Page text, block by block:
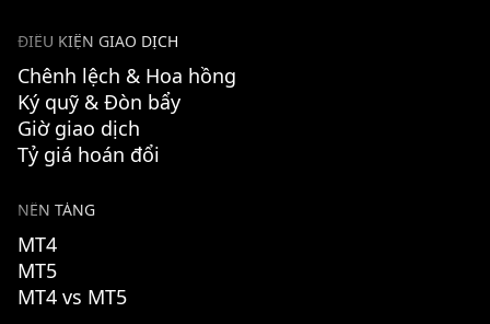
ĐIỀU KIỆN GIAO DỊCH
Chênh lệch & Hoa hồng
Ký quỹ & Đòn bẩy
Giờ giao dịch
Tỷ giá hoán đổi
NỀN TẢNG
MT4
MT5
MT4 vs MT5